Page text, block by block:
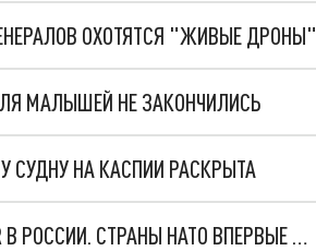
ОХОТЯТСЯ "ЖИВЫЕ ДРОНЫ"
МАЛЫШЕЙ НЕ ЗАКОНЧИЛИСЬ
СУДНУ НА КАСПИИ РАСКРЫТА
"ОЧЕНЬ ПЛОХИЕ НОВОСТИ": БОЛЬШАЯ ОШИБКА PALANTIR В РОССИИ. СТРАНЫ НАТО ВПЕРВЫЕ ЗА СВО ОСТАНОВИЛИ ПОСТАВКИ ОРУЖИЯ. ВСУ ТЕРЯЮТ ПРИГРАНИЧЬЕ?